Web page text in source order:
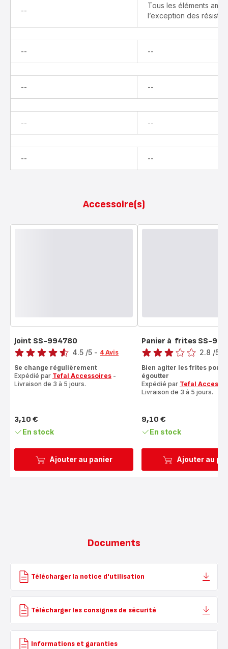
--
Tous les éléments
l’exception des
-- --
-- --
-- --
-- --
Accessoire(s)
Ajouter au panier
Joint SS-994780
Note
4.5 /5 - 4 Avis
Se change régulièrement
Expédié par Tefal Accessoires -
Livraison de 3 à 5 jours.
Prix
3,10 €
En stock
Ajouter au
Panier à frites SS-
Note
2.8 /5
Bien agiter les frites pour
égoutter
Expédié par Tefal
Livraison de 3 à 5 jours.
Prix
9,10 €
En stock
Documents
Télécharger la notice d'utilisation
Télécharger les consignes de sécurité
Informations et garanties